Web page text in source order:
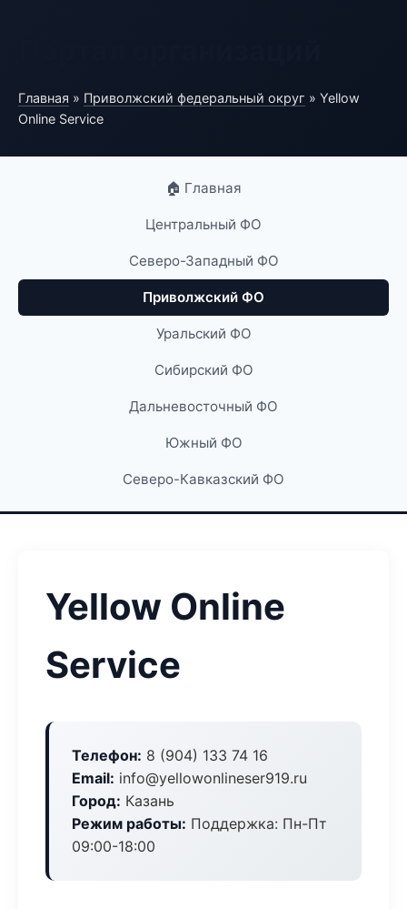
Главная » Приволжский федеральный округ » Yellow
Online Service
🏠 Главная
Центральный ФО
Северо-Западный ФО
Приволжский ФО
Уральский ФО
Сибирский ФО
Дальневосточный ФО
Южный ФО
Северо-Кавказский ФО
Yellow Online
Service
Телефон: 8 (904) 133 74 16
Email: info@yellowonlineser919.ru
Город: Казань
Режим работы: Поддержка: Пн-Пт
09:00-18:00